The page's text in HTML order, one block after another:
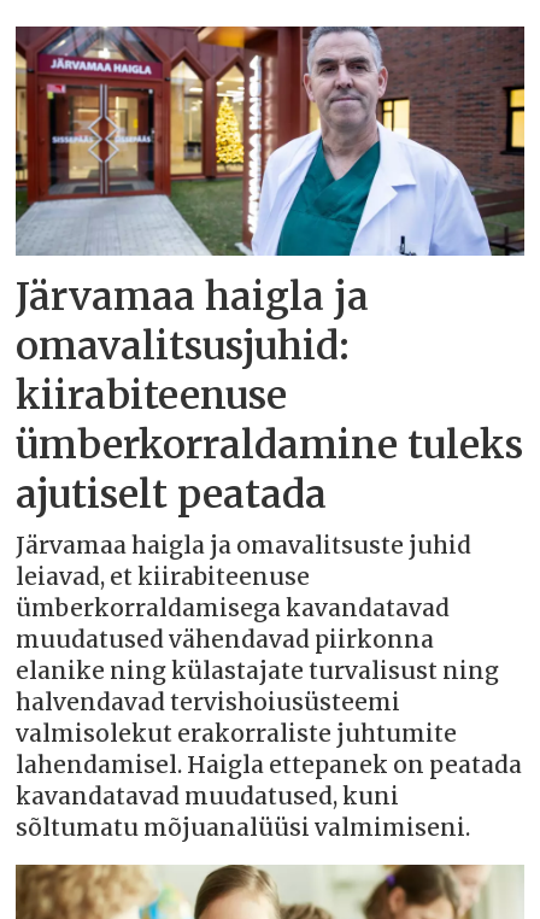
Järvamaa haigla ja
omavalitsusjuhid:
kiirabiteenuse
ümberkorraldamine tuleks
ajutiselt peatada
Järvamaa haigla ja omavalitsuste juhid
leiavad, et kiirabiteenuse
ümberkorraldamisega kavandatavad
muudatused vähendavad piirkonna
elanike ning külastajate turvalisust ning
halvendavad tervishoiusüsteemi
valmisolekut erakorraliste juhtumite
lahendamisel. Haigla ettepanek on peatada
kavandatavad muudatused, kuni
sõltumatu mõjuanalüüsi valmimiseni.